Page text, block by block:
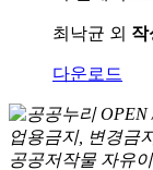
최낙균 외 작
다운로드
공공저작물 자유